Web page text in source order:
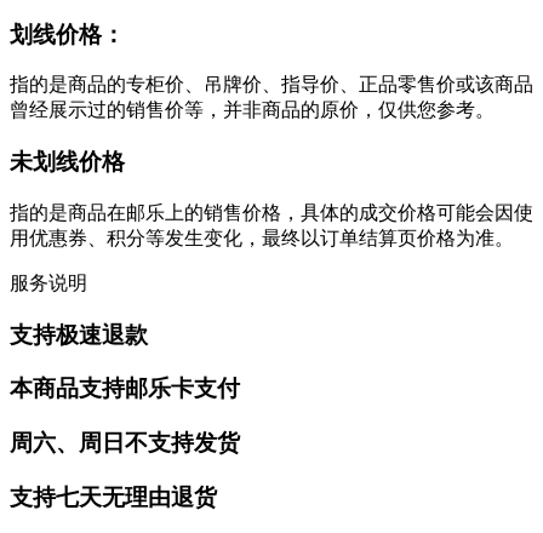
划线价格：
指的是商品的专柜价、吊牌价、指导价、正品零售价或该商品
曾经展示过的销售价等，并非商品的原价，仅供您参考。
未划线价格
指的是商品在邮乐上的销售价格，具体的成交价格可能会因使
用优惠券、积分等发生变化，最终以订单结算页价格为准。
服务说明
支持极速退款
本商品支持邮乐卡支付
周六、周日不支持发货
支持七天无理由退货